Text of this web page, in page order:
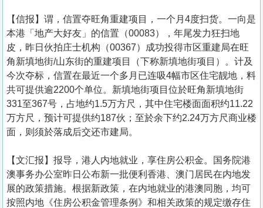
【信报】谓，信置夺旺角重建项目，一个月4度扫货。一向是
本港「地产大好友」的信置（00083），年尾发力狂扫地
皮，昨日伙拍庄士机构（00367）成功投得市区重建局在旺
角新填地街/山东街的重建项目（下称新填地街项目）。计及
今次夺标，信置在最近一个多月已连吸4幅市区住宅靓地，料
共可提供逾2200个单位。新填地街项目位於旺角新填地街
331至367号，占地约1.5万方尺，其中住宅楼面面积约11.22
万方尺，预计可提供约187伙；至於余下约2.24万方尺商业楼
面，则须於落成后交还市建局。
【文汇报】报导，港人内地就业，享住房公积金。国务院港
澳事务办公室昨日公布新一批便利香港、澳门居民在内地发
展的政策措施。根据新政策，在内地就业的港澳同胞，均可
按照内地《住房公积金管理条例》和相关政策的规定缴存住